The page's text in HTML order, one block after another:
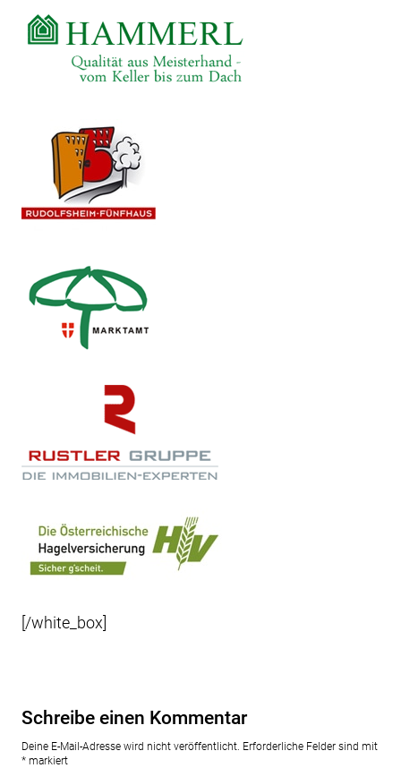
[/white_box]
Schreibe einen Kommentar
Deine E-Mail-Adresse wird nicht veröffentlicht. Erforderliche Felder sind mit
* markiert